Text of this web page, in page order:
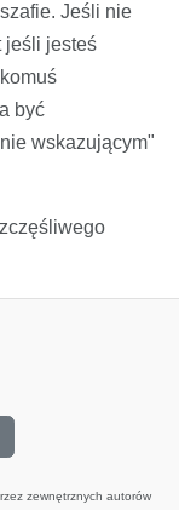
Jeśli nie
jeśli jesteś
być
wskazującym"
zewnętrznych autorów